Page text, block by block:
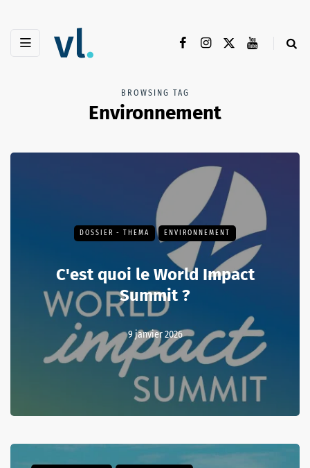
BROWSING TAG
Environnement
DOSSIER - THEMA ENVIRONNEMENT
C'est quoi le World Impact
Summit ?
9 janvier 2026